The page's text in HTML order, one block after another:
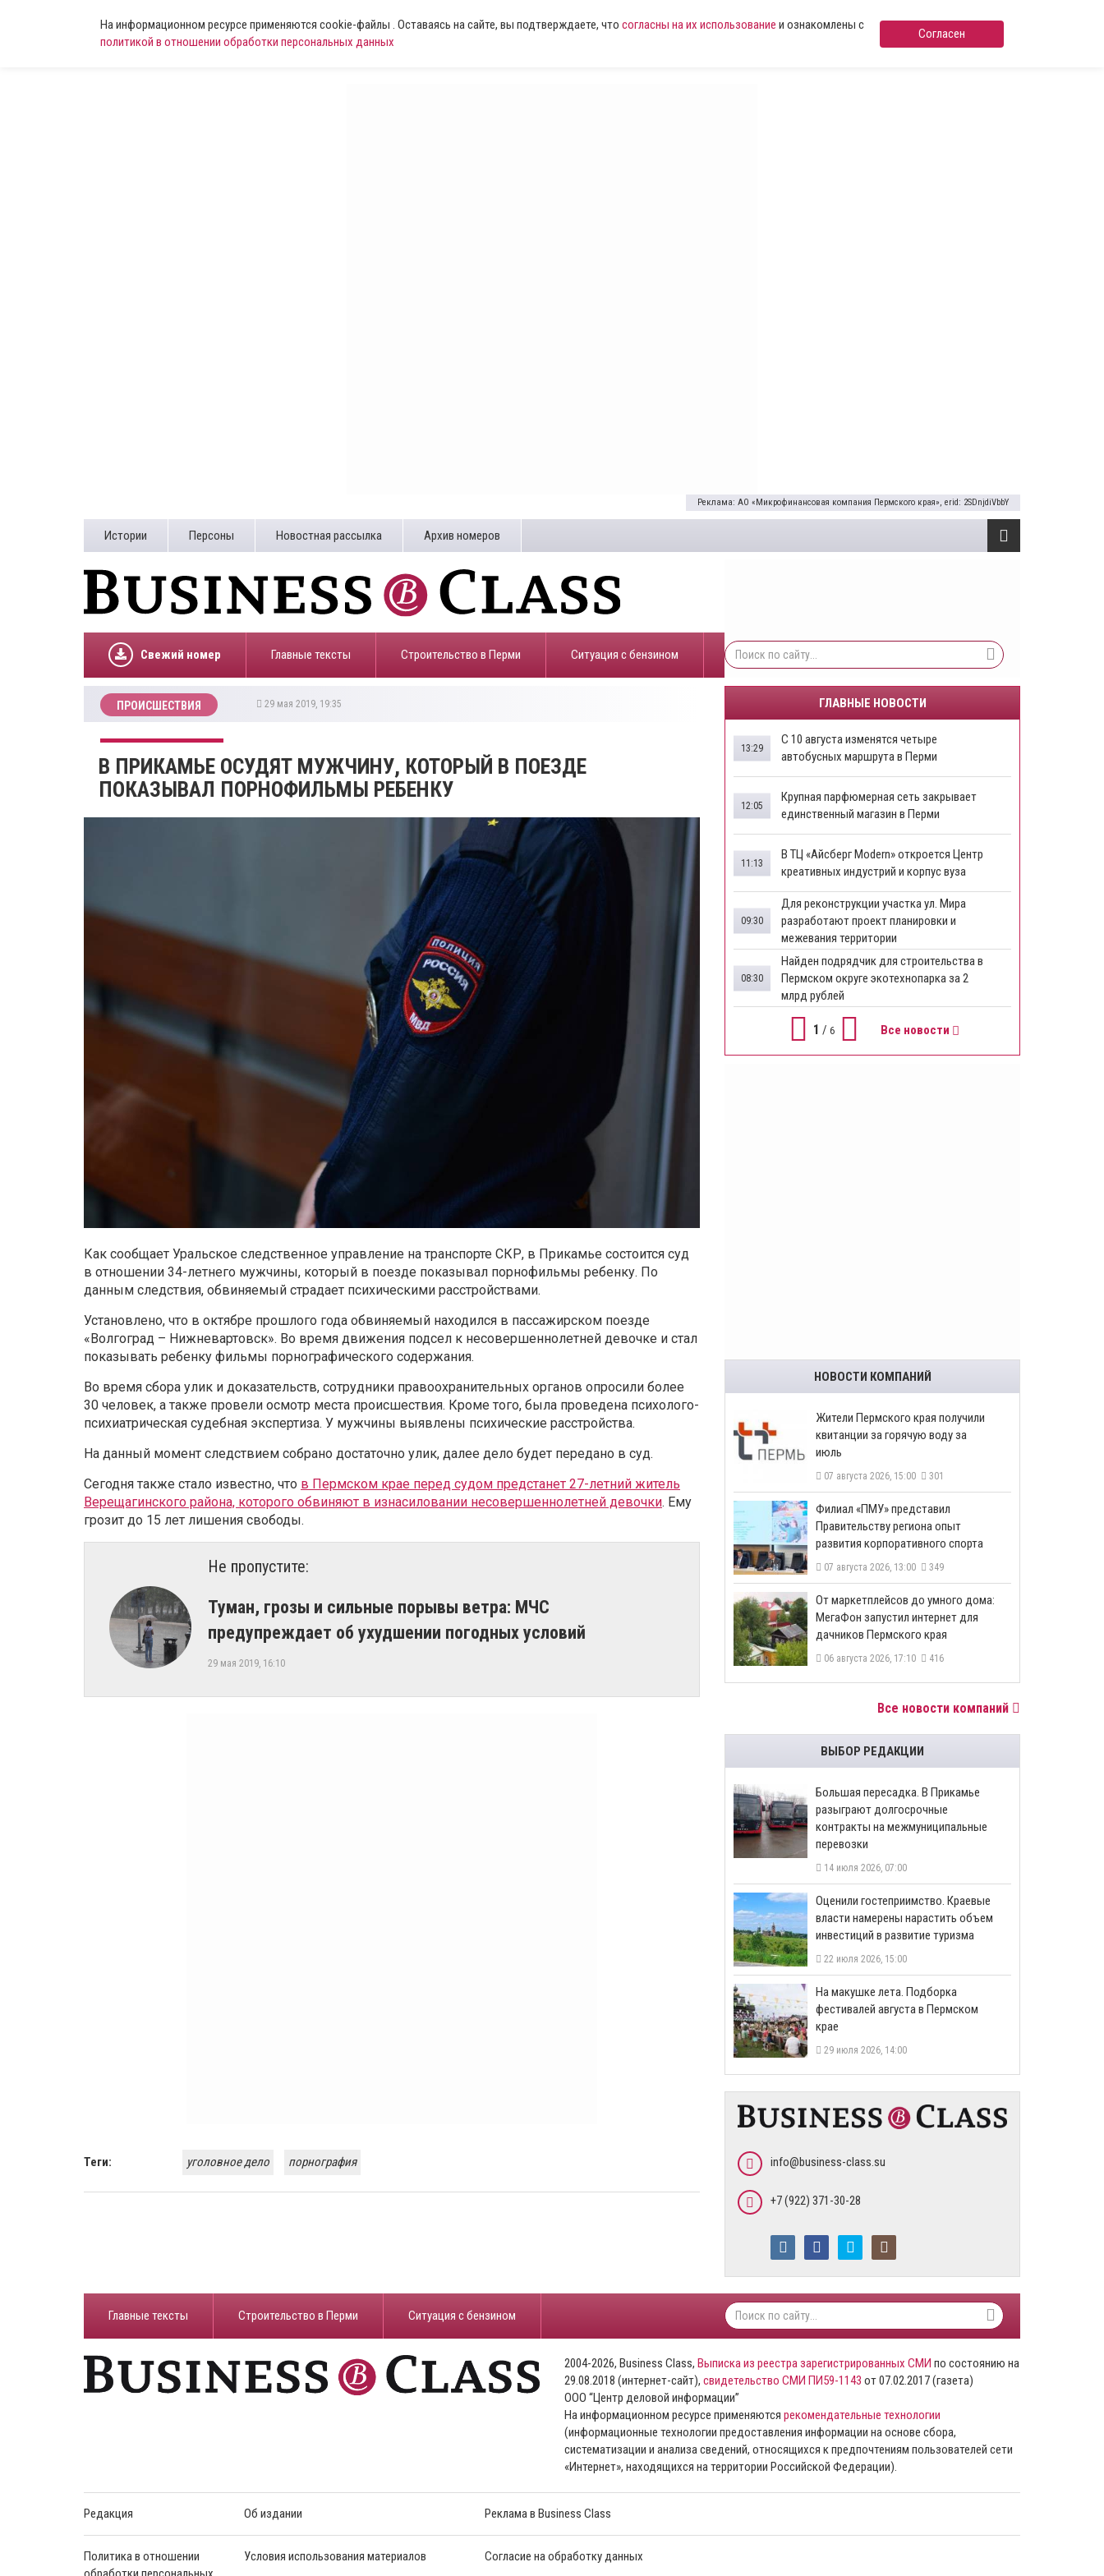
На информационном ресурсе применяются cookie-файлы . Оставаясь на сайте, вы подтверждаете, что согласны на их использование и ознакомлены с
политикой в отношении обработки персональных данных
Согласен
Реклама: АО «Микрофинансовая компания Пермского края», erid: 2SDnjdiVbbY
Истории Персоны Новостная рассылка Архив номеров
Свежий номер Главные тексты Строительство в Перми ​Ситуация с бензином
ПРОИСШЕСТВИЯ 29 мая 2019, 19:35
В ПРИКАМЬЕ ОСУДЯТ МУЖЧИНУ, КОТОРЫЙ В ПОЕЗДЕ
ПОКАЗЫВАЛ ПОРНОФИЛЬМЫ РЕБЕНКУ
Как сообщает Уральское следственное управление на транспорте СКР, в Прикамье состоится суд
в отношении 34-летнего мужчины, который в поезде показывал порнофильмы ребенку. По
данным следствия, обвиняемый страдает психическими расстройствами.
Установлено, что в октябре прошлого года обвиняемый находился в пассажирском поезде
«Волгоград – Нижневартовск». Во время движения подсел к несовершеннолетней девочке и стал
показывать ребенку фильмы порнографического содержания.
Во время сбора улик и доказательств, сотрудники правоохранительных органов опросили более
30 человек, а также провели осмотр места происшествия. Кроме того, была проведена психолого-
психиатрическая судебная экспертиза. У мужчины выявлены психические расстройства.
На данный момент следствием собрано достаточно улик, далее дело будет передано в суд.
Сегодня также стало известно, что в Пермском крае перед судом предстанет 27-летний житель
Верещагинского района, которого обвиняют в изнасиловании несовершеннолетней девочки. Ему
грозит до 15 лет лишения свободы.
Не пропустите:
Туман, грозы и сильные порывы ветра: МЧС
предупреждает об ухудшении погодных условий
29 мая 2019, 16:10
Теги: уголовное дело порнография
ГЛАВНЫЕ НОВОСТИ
​С 10 августа изменятся четыре
автобусных маршрута в Перми
13:29
​Крупная парфюмерная сеть закрывает
единственный магазин в Перми
12:05
​В ТЦ «Айсберг Modern» откроется Центр
креативных индустрий и корпус вуза
11:13
Для реконструкции участка ул. Мира
разработают проект планировки и
межевания территории
09:30
Найден подрядчик для строительства в
Пермском округе экотехнопарка за 2
млрд рублей
08:30
1 / 6 Все новости
НОВОСТИ КОМПАНИЙ
​Жители Пермского края получили
квитанции за горячую воду за
июль
07 августа 2026, 15:00 301
​Филиал «ПМУ» представил
Правительству региона опыт
развития корпоративного спорта
07 августа 2026, 13:00 349
От маркетплейсов до умного дома:
МегаФон запустил интернет для
дачников Пермского края
06 августа 2026, 17:10 416
Все новости компаний
ВЫБОР РЕДАКЦИИ
Большая пересадка. В Прикамье
разыграют долгосрочные
контракты на межмуниципальные
перевозки
14 июля 2026, 07:00
Оценили гостеприимство. Краевые
власти намерены нарастить объем
инвестиций в развитие туризма
22 июля 2026, 15:00
На макушке лета. Подборка
фестивалей августа в Пермском
крае
29 июля 2026, 14:00
info@business-class.su
+7 (922) 371-30-28
Главные тексты Строительство в Перми ​Ситуация с бензином
2004-2026, Business Class, Выписка из реестра зарегистрированных СМИ по состоянию на
29.08.2018 (интернет-сайт), свидетельство СМИ ПИ59-1143 от 07.02.2017 (газета)
ООО “Центр деловой информации”
На информационном ресурсе применяются рекомендательные технологии
(информационные технологии предоставления информации на основе сбора,
систематизации и анализа сведений, относящихся к предпочтениям пользователей сети
«Интернет», находящихся на территории Российской Федерации).
Редакция Об издании Реклама в Business Class
Политика в отношении
Условия использования материалов Согласие на обработку данных